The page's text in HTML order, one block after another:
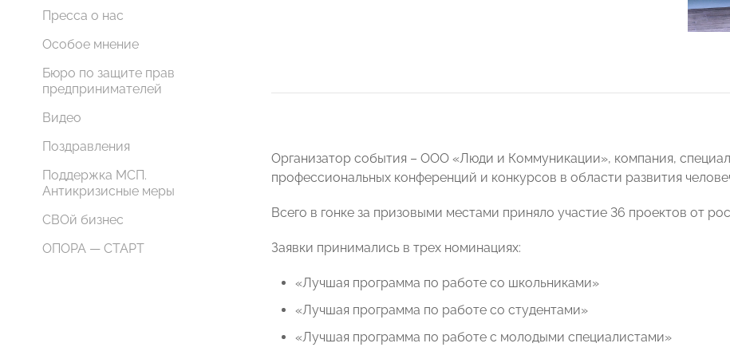
Пресса о нас
Особое мнение
Бюро по защите прав
предпринимателей
Видео
Поздравления
Поддержка МСП.
Антикризисные меры
СВОй бизнес
ОПОРА — СТАРТ
Организатор события – ООО «Люди и Коммуникации», компания,
профессиональных конференций и конкурсов в области развития
Всего в гонке за призовыми местами приняло участие 36 проектов от
Заявки принимались в трех номинациях:
«Лучшая программа по работе со школьниками»
«Лучшая программа по работе со студентами»
«Лучшая программа по работе с молодыми специалистами»